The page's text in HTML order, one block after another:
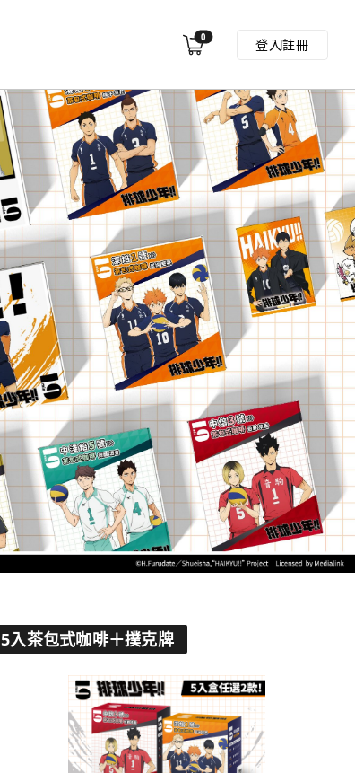
0 登入註冊
5入茶包式咖啡＋撲克牌